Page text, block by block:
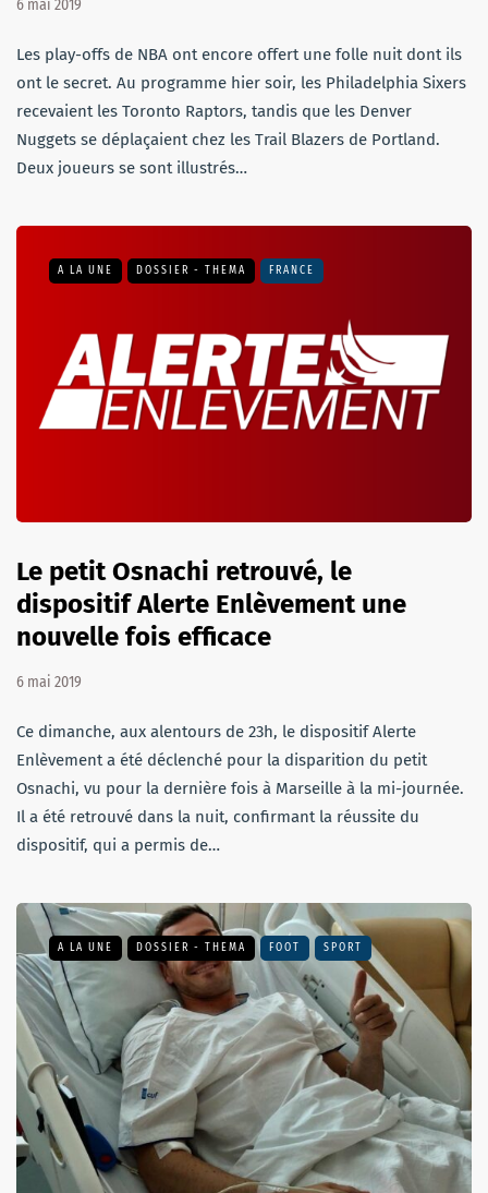
6 mai 2019
Les play-offs de NBA ont encore offert une folle nuit dont ils
ont le secret. Au programme hier soir, les Philadelphia Sixers
recevaient les Toronto Raptors, tandis que les Denver
Nuggets se déplaçaient chez les Trail Blazers de Portland.
Deux joueurs se sont illustrés…
A LA UNE DOSSIER - THEMA FRANCE
Le petit Osnachi retrouvé, le
dispositif Alerte Enlèvement une
nouvelle fois efficace
6 mai 2019
Ce dimanche, aux alentours de 23h, le dispositif Alerte
Enlèvement a été déclenché pour la disparition du petit
Osnachi, vu pour la dernière fois à Marseille à la mi-journée.
Il a été retrouvé dans la nuit, confirmant la réussite du
dispositif, qui a permis de…
A LA UNE DOSSIER - THEMA FOOT SPORT